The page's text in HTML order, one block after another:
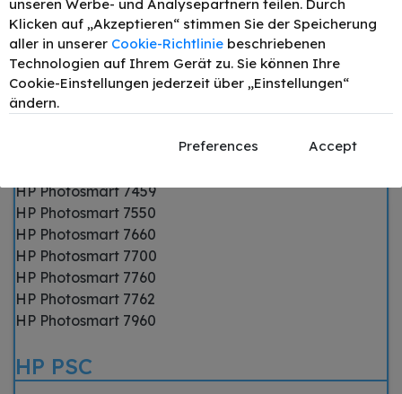
HP Photosmart 130
HP Photosmart 145
HP Photosmart 245
HP Photosmart 7150
HP Photosmart 7260
HP Photosmart 7459
HP Photosmart 7550
HP Photosmart 7660
HP Photosmart 7700
HP Photosmart 7760
HP Photosmart 7762
HP Photosmart 7960
HP PSC
unseren Werbe- und Analysepartnern teilen. Durch
Klicken auf „Akzeptieren“ stimmen Sie der Speicherung
aller in unserer Cookie-Richtlinie beschriebenen
Technologien auf Ihrem Gerät zu. Sie können Ihre
Cookie-Einstellungen jederzeit über „Einstellungen“
ändern.
Preferences Accept